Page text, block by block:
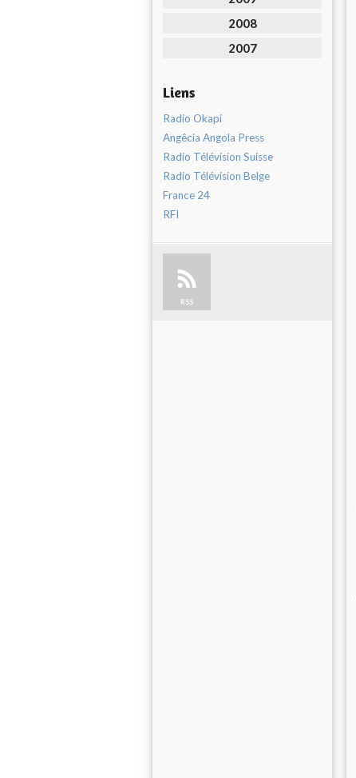
2008
2007
Liens
Radio Okapi
Angêcia Angola Press
Radio Télévision Suisse
Radio Télévision Belge
France 24
RFI
RSS